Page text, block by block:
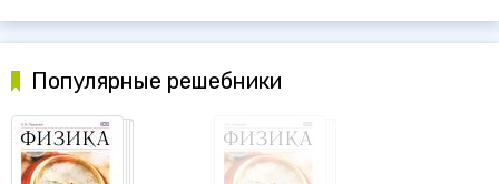
Популярные решебники